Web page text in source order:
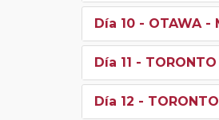
Día 10 - OTAWA -
Día 11 - TORONTO
Día 12 -